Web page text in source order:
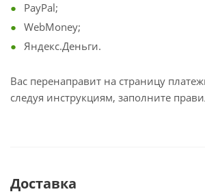
PayPal;
WebMoney;
Яндекс.Деньги.
Вас перенаправит на страницу
следуя инструкциям, заполните
Доставка